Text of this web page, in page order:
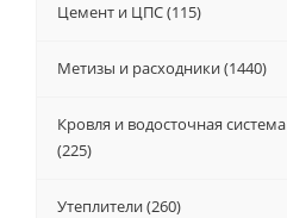
Цемент и ЦПС (115)
Метизы и расходники (1440)
Кровля и водосточная система
(225)
Утеплители (260)